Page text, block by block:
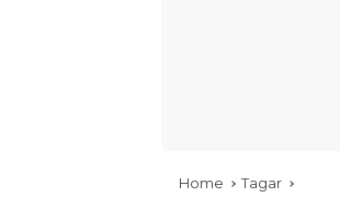
Home Tagar